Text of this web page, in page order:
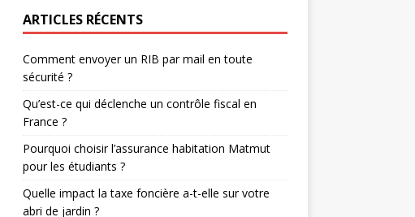
ARTICLES RÉCENTS
Comment envoyer un RIB par mail en toute
sécurité ?
Qu’est-ce qui déclenche un contrôle fiscal en
France ?
Pourquoi choisir l’assurance habitation Matmut
pour les étudiants ?
Quelle impact la taxe foncière a-t-elle sur votre
abri de jardin ?